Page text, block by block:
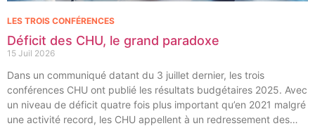
Déficit des CHU, le grand paradoxe
15 Juil 2026
LES TROIS CONFÉRENCES
Dans un communiqué datant du 3 juillet dernier, les trois
conférences CHU ont publié les résultats budgétaires 2025. Avec
un niveau de déficit quatre fois plus important qu’en 2021 malgré
une activité record, les CHU appellent à un redressement des